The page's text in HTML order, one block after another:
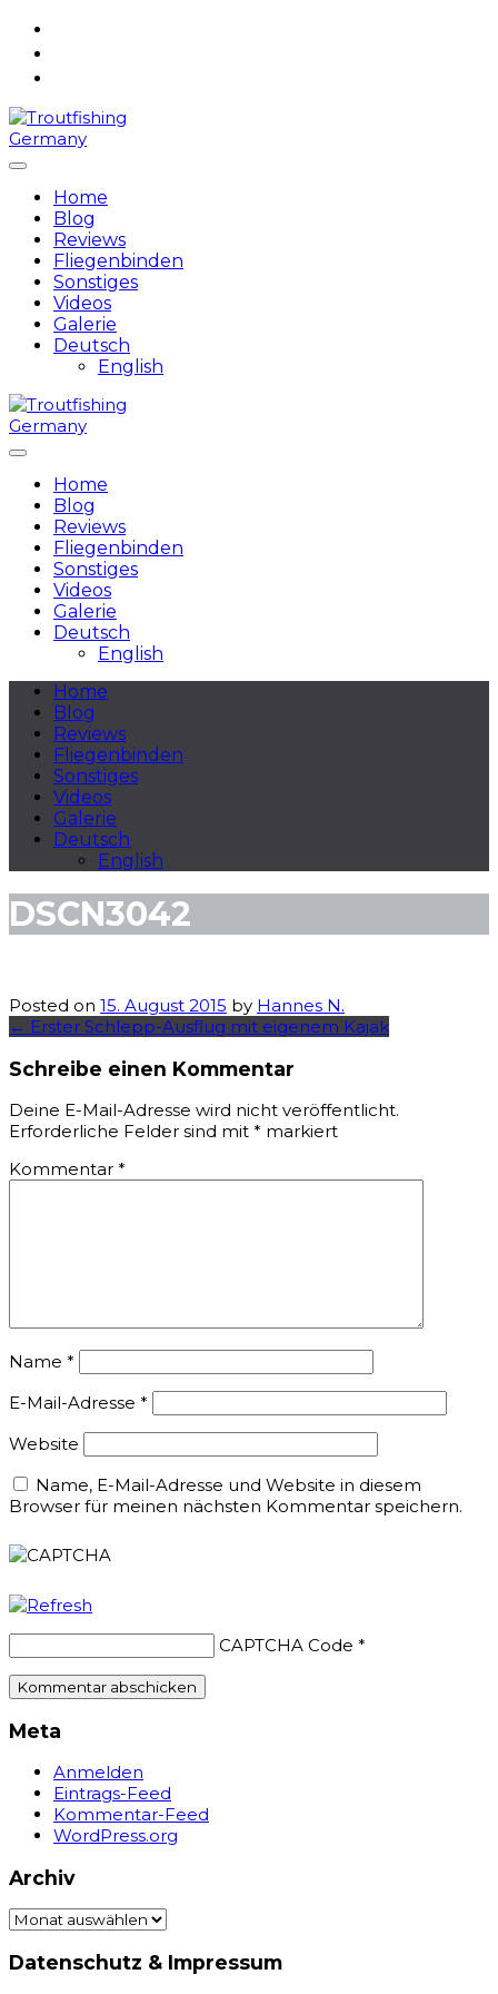
Skip
Home
Blog
Reviews
Fliegenbinden
Sonstiges
Videos
Galerie
Deutsch
English
Home
Blog
Reviews
Fliegenbinden
Sonstiges
Videos
Galerie
Deutsch
English
Home
Blog
Reviews
Fliegenbinden
Sonstiges
Videos
Galerie
Deutsch
English
DSCN3042
Posted on 15. August 2015 by Hannes N.
Post
← Erster Schlepp-Ausflug mit eigenem Kajak
Schreibe einen Kommentar
Deine E-Mail-Adresse wird nicht veröffentlicht.
Erforderliche Felder sind mit * markiert
Kommentar *
Name *
E-Mail-Adresse *
Website
Name, E-Mail-Adresse und Website in diesem
Browser für meinen nächsten Kommentar speichern.
CAPTCHA Code *
Meta
Anmelden
Eintrags-Feed
Kommentar-Feed
WordPress.org
Archiv
Archiv
Datenschutz & Impressum